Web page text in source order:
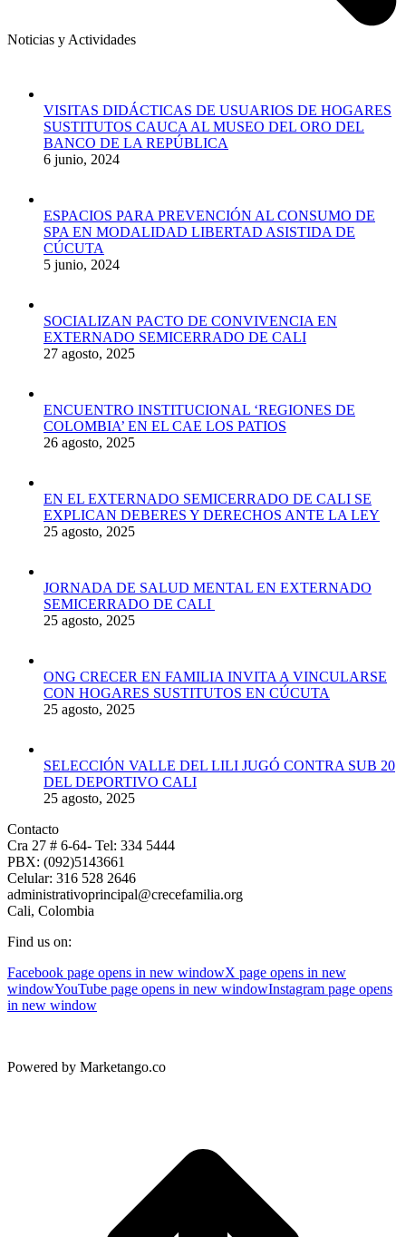
Noticias y Actividades
VISITAS DIDÁCTICAS DE USUARIOS DE HOGARES
SUSTITUTOS CAUCA AL MUSEO DEL ORO DEL
BANCO DE LA REPÚBLICA
6 junio, 2024
ESPACIOS PARA PREVENCIÓN AL CONSUMO DE
SPA EN MODALIDAD LIBERTAD ASISTIDA DE
CÚCUTA
5 junio, 2024
SOCIALIZAN PACTO DE CONVIVENCIA EN
EXTERNADO SEMICERRADO DE CALI
27 agosto, 2025
ENCUENTRO INSTITUCIONAL ‘REGIONES DE
COLOMBIA’ EN EL CAE LOS PATIOS
26 agosto, 2025
EN EL EXTERNADO SEMICERRADO DE CALI SE
EXPLICAN DEBERES Y DERECHOS ANTE LA LEY
25 agosto, 2025
JORNADA DE SALUD MENTAL EN EXTERNADO
SEMICERRADO DE CALI
25 agosto, 2025
ONG CRECER EN FAMILIA INVITA A VINCULARSE
CON HOGARES SUSTITUTOS EN CÚCUTA
25 agosto, 2025
SELECCIÓN VALLE DEL LILI JUGÓ CONTRA SUB 20
DEL DEPORTIVO CALI
25 agosto, 2025
Contacto
Cra 27 # 6-64- Tel: 334 5444
PBX: (092)5143661
Celular: 316 528 2646
administrativoprincipal@crecefamilia.org
Cali, Colombia
Find us on:
Facebook page opens in new windowX page opens in new
windowYouTube page opens in new windowInstagram page opens
in new window
Powered by Marketango.co